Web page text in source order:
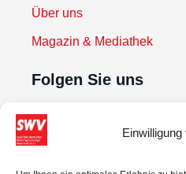
Über uns
Magazin & Mediathek
Folgen Sie uns